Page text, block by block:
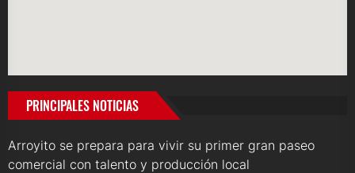
PRINCIPALES NOTICIAS
Arroyito se prepara para vivir su primer gran paseo
comercial con talento y producción local